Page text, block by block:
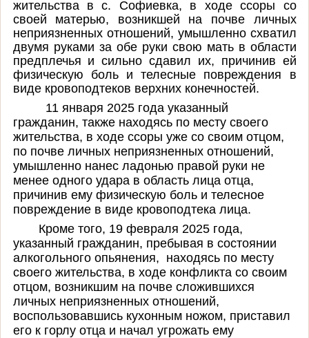
жительства в с. Софиевка, в ходе ссоры со
своей матерью, возникшей на почве личных
неприязненных отношений, умышленно схватил
двумя руками за обе руки свою мать в области
предплечья и сильно сдавил их, причинив ей
физическую боль и телесные повреждения в
виде кровоподтеков верхних конечностей.
11 января 2025 года указанный
гражданин, также находясь по месту своего
жительства, в ходе ссоры уже со своим отцом,
по почве личных неприязненных отношений,
умышленно нанес ладонью правой руки не
менее одного удара в область лица отца,
причинив ему физическую боль и телесное
повреждение в виде кровоподтека лица.
Кроме того, 19 февраля 2025 года,
указанный гражданин, пребывая в состоянии
алкогольного опьянения, находясь по месту
своего жительства, в ходе конфликта со своим
отцом, возникшим на почве сложившихся
личных неприязненных отношений,
воспользовавшись кухонным ножом, приставил
его к горлу отца и начал угрожать ему